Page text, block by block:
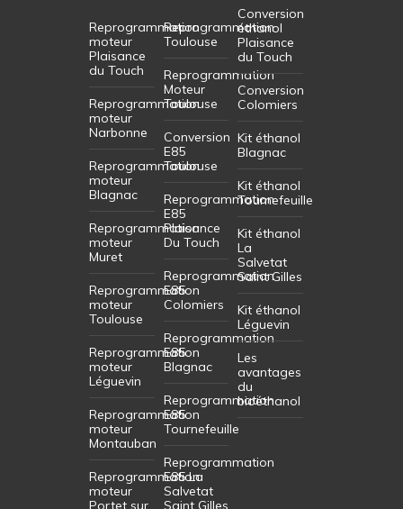
Reprogrammation
moteur
Plaisance
du Touch
Reprogrammation
moteur
Narbonne
Reprogrammation
moteur
Blagnac
Reprogrammation
moteur
Muret
Reprogrammation
moteur
Toulouse
Reprogrammation
moteur
Léguevin
Reprogrammation
moteur
Montauban
Reprogrammation
moteur
Portet sur
Reprogrammation
Toulouse
Reprogrammation
Moteur
Toulouse
Conversion
E85
Toulouse
Reprogrammation
E85
Plaisance
Du Touch
Reprogrammation
E85
Colomiers
Reprogrammation
E85
Blagnac
Reprogrammation
E85
Tournefeuille
Reprogrammation
E85 La
Salvetat
Saint Gilles
Conversion
éthanol
Plaisance
du Touch
Conversion
Colomiers
Kit éthanol
Blagnac
Kit éthanol
Tournefeuille
Kit éthanol
La
Salvetat
Saint Gilles
Kit éthanol
Léguevin
Les
avantages
du
bioéthanol